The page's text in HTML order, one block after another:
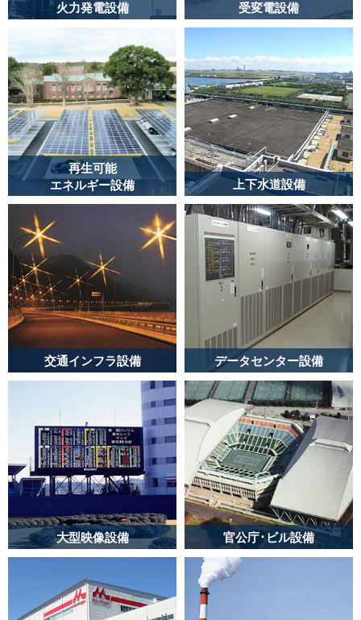
火力発電設備
電事業者（IPP)等の発電
設備の設計・施工管理
を行っております。
VIEW MORE
受変電設備
制御設備等の電機品据
付・配線工事の計画・
設計・施工管理を行っ
ております。
VIEW MORE
再生可能
エネルギー設備
自然エネルギーを利用
した発電施設の電機品
据付・配線工事を行っ
ています。
VIEW MORE
上下水道設備
生活基盤を支える設備
である水処理施設の諸
設備の電気工事の施工
管理を行っています。
VIEW MORE
交通インフラ設備
交通インフラにおける
電気設備の工事施工を
行っています。
VIEW MORE
データセンター設備
金融施設、通信事業会
社データセンター向け
無停電電源設備の工事
施工を行っておりま
す。
VIEW MORE
大型映像設備
アムなどで情報発信や
臨場感を演出する大型
官公庁･ビル設備
官公庁設備において、
防衛省等を中心に多種
多様な施工実績があり